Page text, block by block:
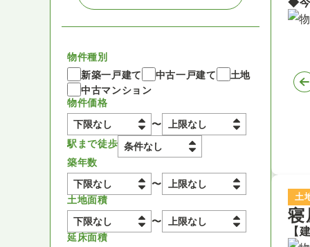
物件種別
新築一戸建て
中古一戸建て
土地
中古マンション
物件価格
〜
駅まで徒歩
築年数
〜
土地面積
〜
延床面積
土